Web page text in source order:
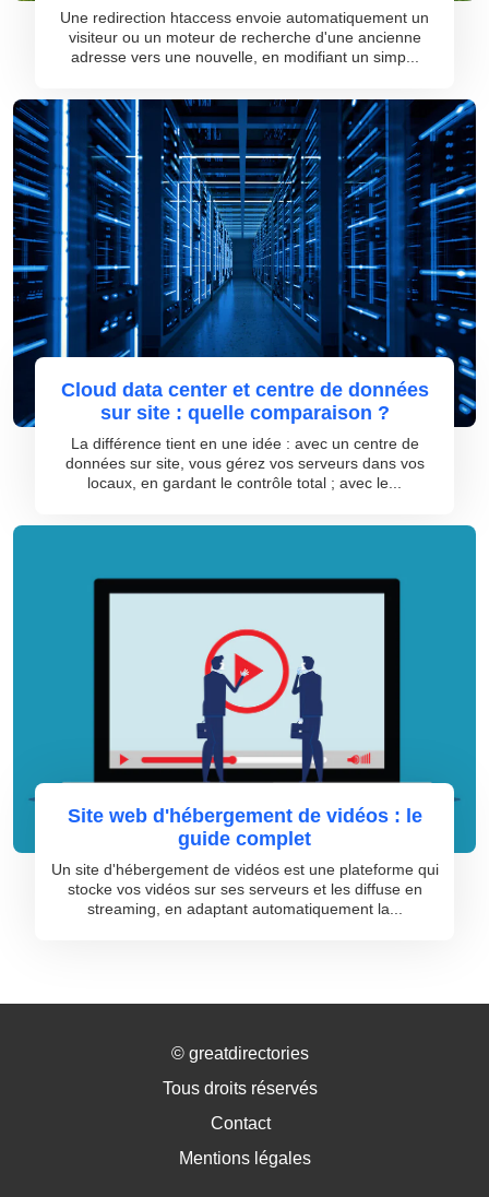
Une redirection htaccess envoie automatiquement un
visiteur ou un moteur de recherche d'une ancienne
adresse vers une nouvelle, en modifiant un simp...
Cloud data center et centre de données
sur site : quelle comparaison ?
La différence tient en une idée : avec un centre de
données sur site, vous gérez vos serveurs dans vos
locaux, en gardant le contrôle total ; avec le...
Site web d'hébergement de vidéos : le
guide complet
Un site d'hébergement de vidéos est une plateforme qui
stocke vos vidéos sur ses serveurs et les diffuse en
streaming, en adaptant automatiquement la...
© greatdirectories
Tous droits réservés
Contact
Mentions légales